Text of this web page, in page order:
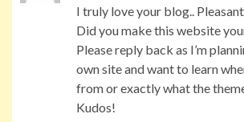
I truly love your blog..
Did you make this website
Please reply back as I’m
own site and want to learn
from or exactly what the
Kudos!